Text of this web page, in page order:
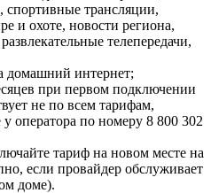
спортивные трансляции,
и охоте, новости региона,
телепередачи,
домашний интернет;
при первом подключении
не по всем тарифам,
оператора по номеру 8 800 302
тариф на новом месте на
если провайдер обслуживает
доме).